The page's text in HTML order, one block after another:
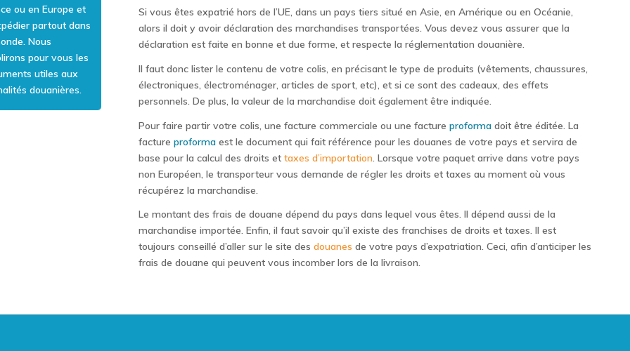
ou en Europe et
partout dans
Nous
pour vous les
utiles aux
douanières.
Si vous êtes expatrié hors de l’UE, dans un pays tiers situé en Asie, en Amérique ou en Océanie,
alors il doit y avoir déclaration des marchandises transportées. Vous devez vous assurer que la
déclaration est faite en bonne et due forme, et respecte la réglementation douanière.
Il faut donc lister le contenu de votre colis, en précisant le type de produits (vêtements, chaussures,
électroniques, électroménager, articles de sport, etc), et si ce sont des cadeaux, des effets
personnels. De plus, la valeur de la marchandise doit également être indiquée.
Pour faire partir votre colis, une facture commerciale ou une facture proformadoit être éditée. La
facture proformaest le document qui fait référence pour les douanes de votre pays et servira de
base pour la calcul des droits et taxes d’importation . Lorsque votre paquet arrive dans votre pays
non Européen, le transporteur vous demande de régler les droits et taxes au moment où vous
récupérez la marchandise.
Le montant des frais de douane dépend du pays dans lequel vous êtes. Il dépend aussi de la
marchandise importée. Enfin, il faut savoir qu’il existe des franchises de droits et taxes. Il est
toujours conseillé d’aller sur le site des douanes de votre pays d’expatriation. Ceci, afin d’anticiper les
frais de douane qui peuvent vous incomber lors de la livraison.